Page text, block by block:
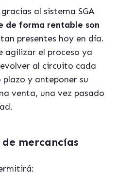
al sistema SGA
de forma rentable son
presentes hoy en día.
agilizar el proceso ya
al circuito cada
y anteponer su
venta, una vez pasado
mercancías